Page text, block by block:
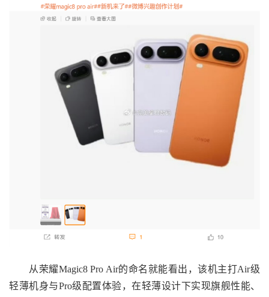
从荣耀Magic8 Pro Air的命名就能看出，该机主打Air级
轻薄机身与Pro级配置体验，在轻薄设计下实现旗舰性能、